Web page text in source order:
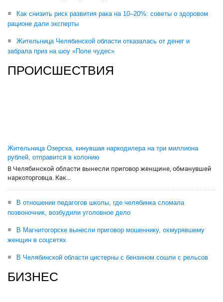
Как снизить риск развития рака на 10–20%: советы о здоровом
рационе дали эксперты
Жительница Челябинской области отказалась от денег и
забрала приз на шоу «Поле чудес»
ПРОИСШЕСТВИЯ
Жительница Озерска, кинувшая наркодилера на три миллиона
рублей, отправится в колонию
В Челябинской области вынесли приговор женщине, обманувшей
наркоторговца. Как...
В отношении педагогов школы, где челябинка сломала
позвоночник, возбудили уголовное дело
В Магнитогорске вынесли приговор мошеннику, охмурявшему
женщин в соцсетях
В Челябинской области цистерны с бензином сошли с рельсов
БИЗНЕС